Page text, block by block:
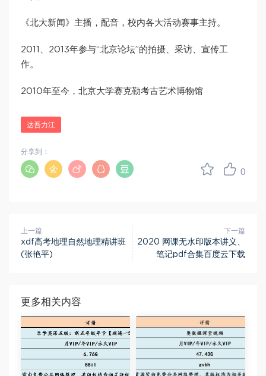
《北大新闻》主播，配音，校内各大活动赛事主持。
2011、2013年参与“北京论坛”的拍摄、采访、宣传工
作。
2010年至今，北京大学赛克勒考古艺术博物馆
达吾力江
0
分享到：
上一篇
xdf高考地理自然地理精讲班
(张艳平)
下一篇
2020 网课无水印版本讲义、
笔记pdf合集百度云下载
更多相关内容